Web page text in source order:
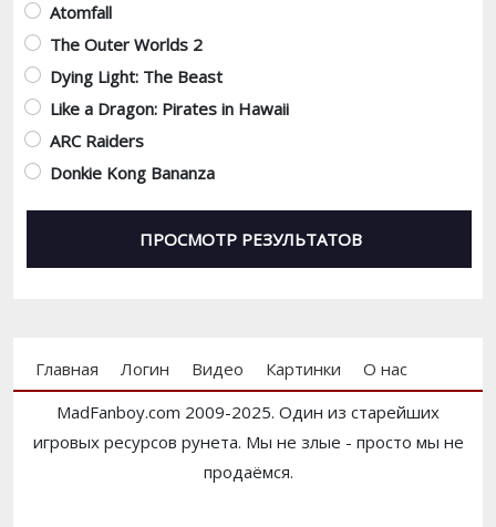
Atomfall
The Outer Worlds 2
Dying Light: The Beast
Like a Dragon: Pirates in Hawaii
ARC Raiders
Donkie Kong Bananza
Footer menu
Главная Логин Видео Картинки
О нас
MadFanboy.com 2009-2025. Один из старейших
игровых ресурсов рунета. Мы не злые - просто мы не
продаёмся.